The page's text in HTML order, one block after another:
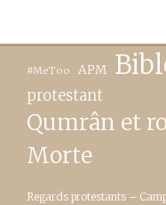
#MeToo APM
protestant
Qumrân et
Morte
Regards protestants –